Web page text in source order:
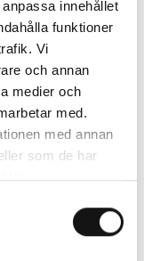
innehållet
funktioner
Vi
och annan
medier och
med.
med annan
som de har
syner vid havet,